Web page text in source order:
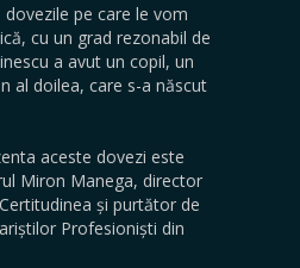
pe care le vom
cu un grad rezonabil de
a avut un copil, un
al doilea, care s-a născut
aceste dovezi este
Miron Manega, director
și purtător de
Profesioniști din